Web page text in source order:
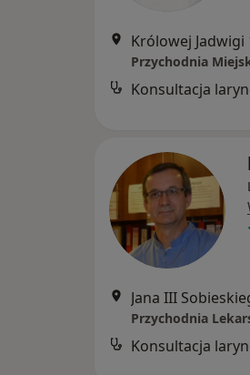
Królowej Jadwigi
Przychodnia
Konsultacja
Jana III
Przychodnia
Konsultacja